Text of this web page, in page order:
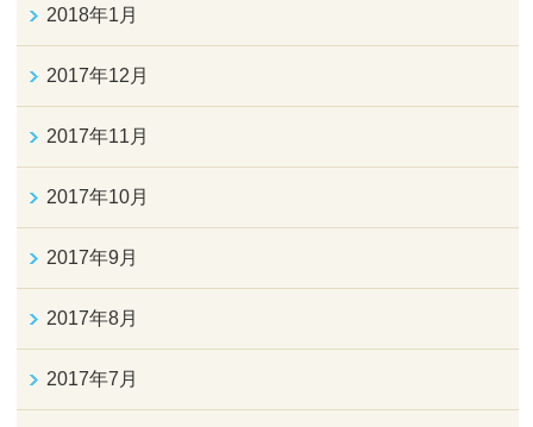
2018年1月
2017年12月
2017年11月
2017年10月
2017年9月
2017年8月
2017年7月